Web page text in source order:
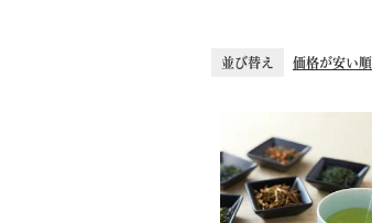
並び替え 価格が安い順